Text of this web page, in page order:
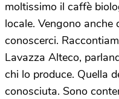
moltissimo il caffè
locale. Vengono
conoscerci.
Lavazza Alteco,
chi lo produce. Quella
conosciuta. Sono